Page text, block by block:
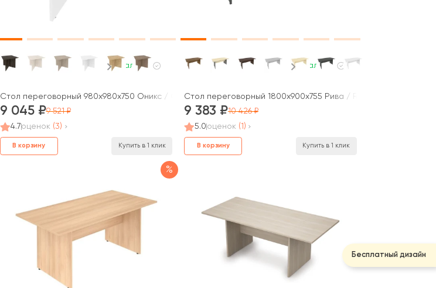
В наличии
Стол переговорный 980x980x750 Оникс / Onix
9 045
9 521
4.7оценок (3)
В корзину Купить в 1 клик
В наличии
Стол переговорный 1800x900x755 Рива / Riva
9 383
10 426
5.0оценок (1)
В корзину Купить в 1 клик
%
Бесплатный дизайн